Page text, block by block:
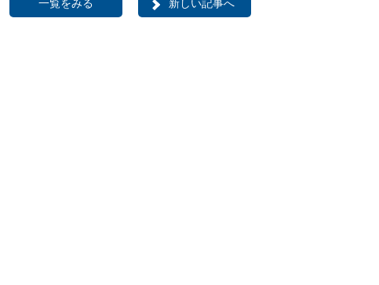
一覧をみる 新しい記事へ